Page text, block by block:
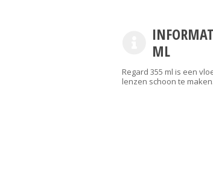
ML
Regard 355 ml is een
lenzen schoon te maken.